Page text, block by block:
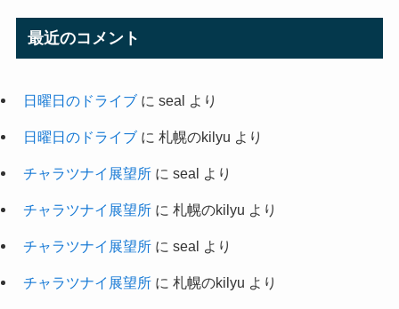
最近のコメント
日曜日のドライブに seal より
日曜日のドライブに 札幌のkilyu より
チャラツナイ展望所に seal より
チャラツナイ展望所に 札幌のkilyu より
チャラツナイ展望所に seal より
チャラツナイ展望所に 札幌のkilyu より